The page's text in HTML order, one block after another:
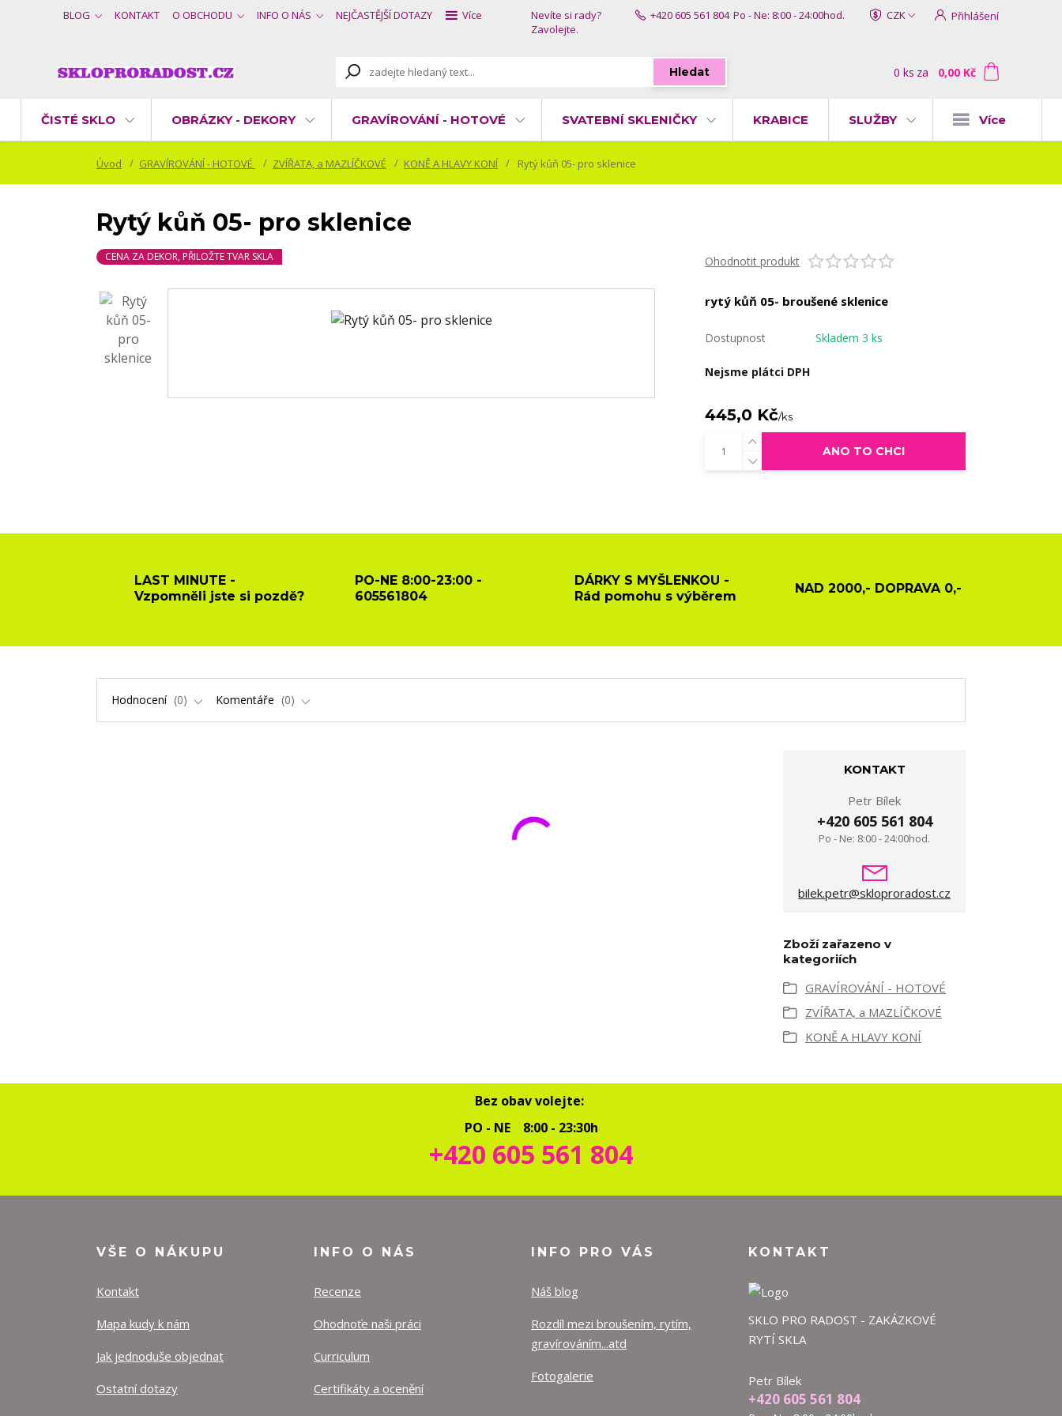
BLOG KONTAKT O OBCHODU INFO O NÁS NEJČASTĚJŠÍ DOTAZY Více CZK Přihlášení
Hledat
Nevíte si rady?
Zavolejte.
+420 605 561 804 Po - Ne: 8:00 - 24:00hod.
0 ks za 0,00 Kč
ČISTÉ SKLO OBRÁZKY - DEKORY GRAVÍROVÁNÍ - HOTOVÉ SVATEBNÍ SKLENIČKY KRABICE SLUŽBY Více
Úvod GRAVÍROVÁNÍ - HOTOVÉ ZVÍŘATA, a MAZLÍČKOVÉ KONĚ A HLAVY KONÍ Rytý kůň 05- pro sklenice
Rytý kůň 05- pro sklenice
CENA ZA DEKOR, PŘILOŽTE TVAR SKLA Ohodnotit produkt
rytý kůň 05- broušené sklenice
Dostupnost Skladem 3 ks
Nejsme plátci DPH
445,0 Kč/ks
ANO TO CHCI
LAST MINUTE -
Vzpomněli jste si pozdě?
PO-NE 8:00-23:00 -
605561804
DÁRKY S MYŠLENKOU -
Rád pomohu s výběrem
NAD 2000,- DOPRAVA 0,-
Hodnocení 0 Komentáře 0
KONTAKT
Petr Bílek
+420 605 561 804
Po - Ne: 8:00 - 24:00hod.
bilek.petr@skloproradost.cz
Zboží zařazeno v
kategoriích
GRAVÍROVÁNÍ - HOTOVÉ
ZVÍŘATA, a MAZLÍČKOVÉ
KONĚ A HLAVY KONÍ
Bez obav volejte:
PO - NE 8:00 - 23:30h
+420 605 561 804
VŠE O NÁKUPU
Kontakt
Mapa kudy k nám
Jak jednoduše objednat
Ostatní dotazy
INFO O NÁS
Recenze
Ohodnoťe naši práci
Curriculum
Certifikáty a ocenění
INFO PRO VÁS
Náš blog
Rozdíl mezi broušením, rytím,
gravírováním...atd
Fotogalerie
KONTAKT
SKLO PRO RADOST - ZAKÁZKOVÉ
RYTÍ SKLA
Petr Bílek
+420 605 561 804